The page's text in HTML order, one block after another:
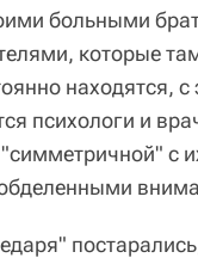
больными
которые
находятся, с
психологи и
с